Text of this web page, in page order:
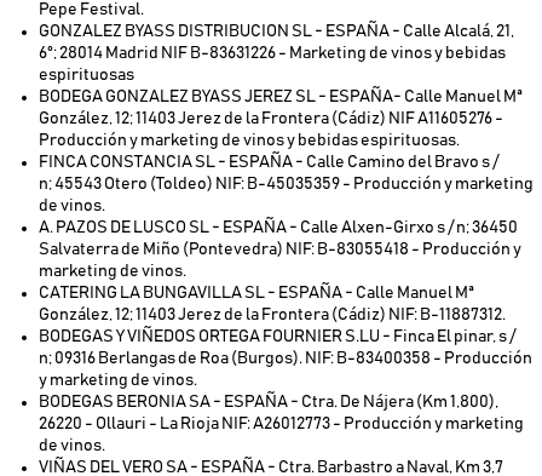
Pepe Festival.
GONZALEZ BYASS DISTRIBUCION SL - ESPAÑA - Calle Alcalá, 21,
6º; 28014 Madrid NIF B-83631226 - Marketing de vinos y bebidas
espirituosas
BODEGA GONZALEZ BYASS JEREZ SL - ESPAÑA- Calle Manuel Mª
González, 12; 11403 Jerez de la Frontera (Cádiz) NIF A11605276 -
Producción y marketing de vinos y bebidas espirituosas.
FINCA CONSTANCIA SL - ESPAÑA - Calle Camino del Bravo s /
n; 45543 Otero (Toldeo) NIF: B-45035359 - Producción y marketing
de vinos.
A. PAZOS DE LUSCO SL - ESPAÑA - Calle Alxen-Girxo s / n; 36450
Salvaterra de Miño (Pontevedra) NIF: B-83055418 - Producción y
marketing de vinos.
CATERING LA BUNGAVILLA SL - ESPAÑA - Calle Manuel Mª
González, 12; 11403 Jerez de la Frontera (Cádiz) NIF: B-11887312.
BODEGAS Y VIÑEDOS ORTEGA FOURNIER S.LU - Finca El pinar, s /
n; 09316 Berlangas de Roa (Burgos). NIF: B-83400358 - Producción
y marketing de vinos.
BODEGAS BERONIA SA - ESPAÑA - Ctra. De Nájera (Km 1,800),
26220 - Ollauri - La Rioja NIF: A26012773 - Producción y marketing
de vinos.
VIÑAS DEL VERO SA - ESPAÑA - Ctra. Barbastro a Naval, Km 3,7